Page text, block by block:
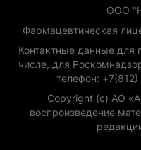
ООО
Фармацевтическая
Контактные данные для
числе, для
телефон:
Copyright (с) АО
воспроизведение